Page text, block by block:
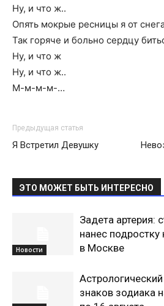
Ну, и что ж..
Опять мокрые ресницы я от
Так горяче и больно сердцу
Ну, и что ж
Ну, и что ж..
М-м-м-м-…
Предыдущая статья
Я Встретил Девушку
ЭТО МОЖЕТ БЫТЬ ИНТЕРЕСНО
Новости
Задета артерия:
нанес
в Москве
знаков зодиака